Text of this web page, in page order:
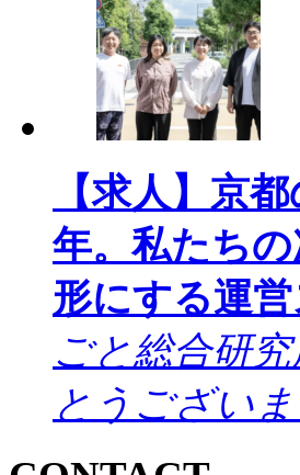
【求人】京
年。私たち
形にする運
ごと総合研
とうござい